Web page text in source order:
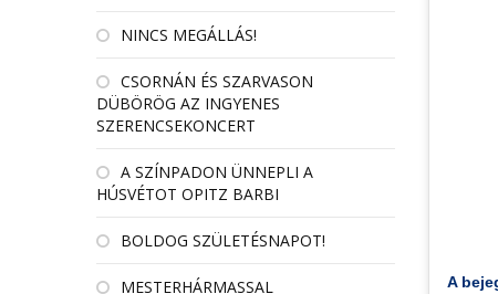
NINCS MEGÁLLÁS!
CSORNÁN ÉS SZARVASON
DÜBÖRÖG AZ INGYENES
SZERENCSEKONCERT
A SZÍNPADON ÜNNEPLI A
HÚSVÉTOT OPITZ BARBI
BOLDOG SZÜLETÉSNAPOT!
MESTERHÁRMASSAL
A